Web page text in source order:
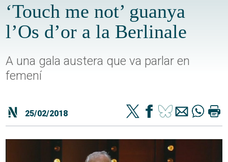
‘Touch me not’ guanya
l’Os d’or a la Berlinale
A una gala austera que va parlar en
femení
25/02/2018